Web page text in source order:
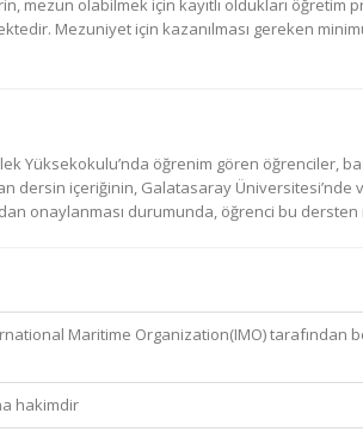
mezun olabilmek için kayıtlı oldukları
Mezuniyet için kazanılması gereken
Yüksekokulu’nda öğrenim gören öğrenciler,
dersin içeriğinin, Galatasaray Üniversitesi’nde
onaylanması durumunda, öğrenci bu
Maritime Organization(IMO) tarafından
hakimdir